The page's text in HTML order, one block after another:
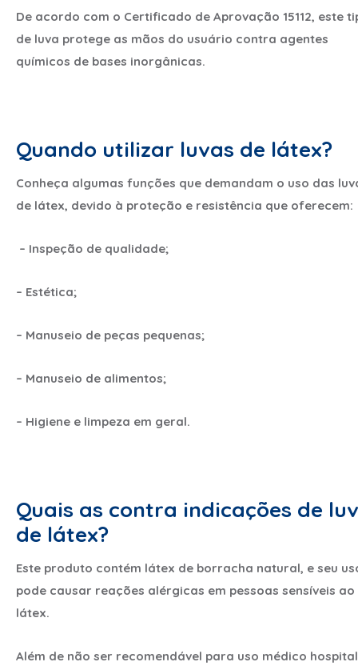
De acordo com o Certificado de Aprovação 15112, este
de luva protege as mãos do usuário contra agentes
químicos de bases inorgânicas.
Quando utilizar luvas de látex?
Conheça algumas funções que demandam o uso das
de látex, devido à proteção e resistência que oferecem:
– Inspeção de qualidade;
– Estética;
– Manuseio de peças pequenas;
– Manuseio de alimentos;
– Higiene e limpeza em geral.
Quais as contra indicações de
de látex?
Este produto contém látex de borracha natural, e seu
pode causar reações alérgicas em pessoas sensíveis ao
látex.
Além de não ser recomendável para uso médico